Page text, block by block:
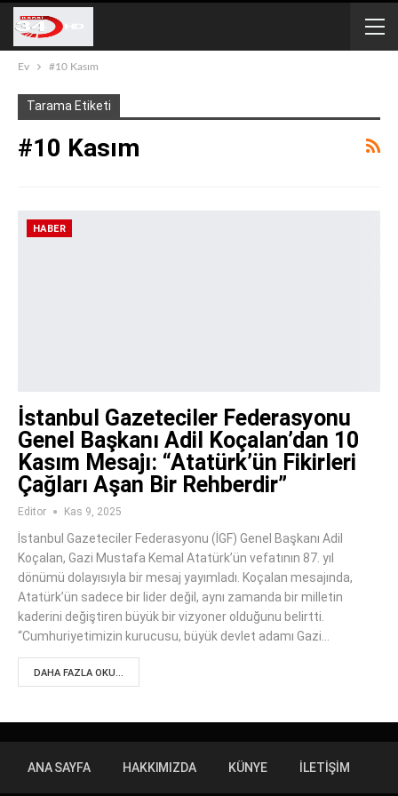
Ev #10 Kasım
Tarama Etiketi
#10 Kasım
HABER
İstanbul Gazeteciler Federasyonu
Genel Başkanı Adil Koçalan’dan 10
Kasım Mesajı: “Atatürk’ün Fikirleri
Çağları Aşan Bir Rehberdir”
Editor Kas 9, 2025
İstanbul Gazeteciler Federasyonu (İGF) Genel Başkanı Adil
Koçalan, Gazi Mustafa Kemal Atatürk’ün vefatının 87. yıl
dönümü dolayısıyla bir mesaj yayımladı. Koçalan mesajında,
Atatürk’ün sadece bir lider değil, aynı zamanda bir milletin
kaderini değiştiren büyük bir vizyoner olduğunu belirtti.
“Cumhuriyetimizin kurucusu, büyük devlet adamı Gazi…
DAHA FAZLA OKU...
ANA SAYFA HAKKIMIZDA KÜNYE İLETIŞIM